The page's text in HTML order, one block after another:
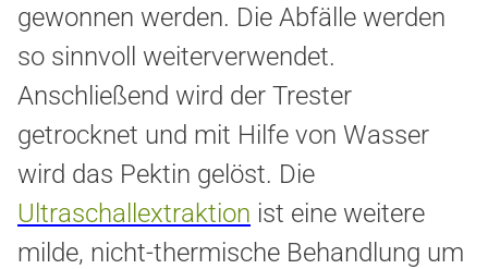
gewonnen werden. Die Abfälle werden
so sinnvoll weiterverwendet.
Anschließend wird der Trester
getrocknet und mit Hilfe von Wasser
wird das Pektin gelöst. Die
Ultraschallextraktion ist eine weitere
milde, nicht-thermische Behandlung um